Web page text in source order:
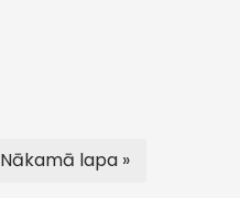
Nākamā lapa »